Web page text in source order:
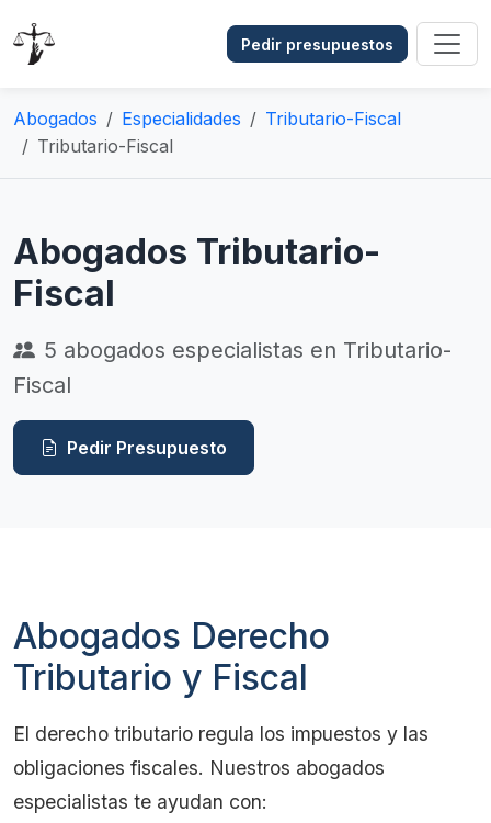
Pedir presupuestos
Abogados Especialidades
Tributario-Fiscal
Tributario-Fiscal
Abogados Tributario-
Fiscal
5 abogados especialistas en Tributario-
Fiscal
Pedir Presupuesto
Abogados Derecho
Tributario y Fiscal
El derecho tributario regula los impuestos y las
obligaciones fiscales. Nuestros abogados
especialistas te ayudan con: